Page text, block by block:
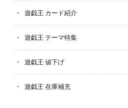
遊戯王 カード紹介
遊戯王 テーマ特集
遊戯王 値下げ
遊戯王 在庫補充